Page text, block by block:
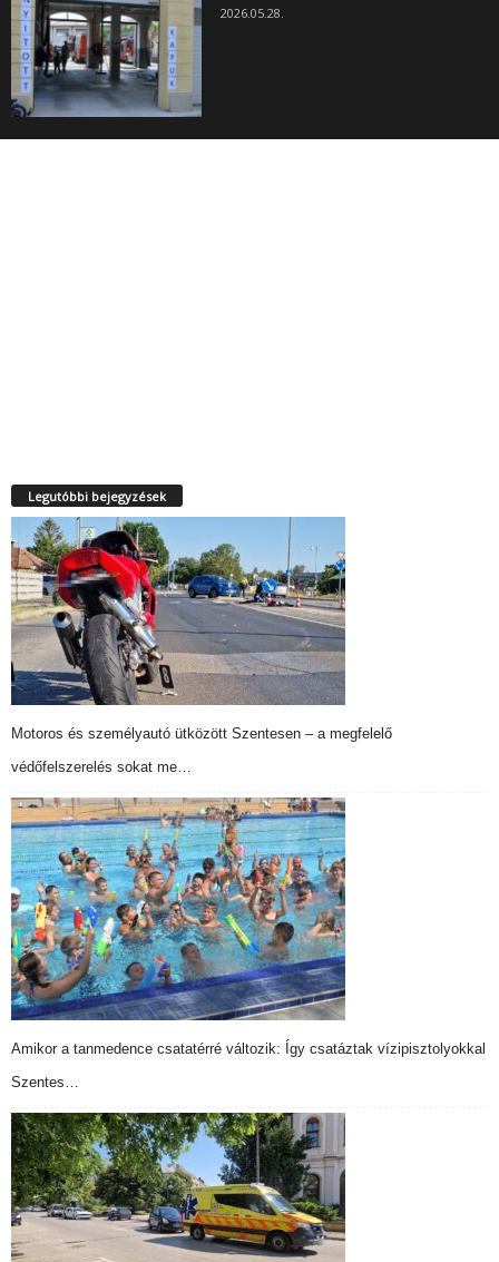
2026.05.28.
Legutóbbi bejegyzések
Motoros és személyautó ütközött Szentesen – a megfelelő
védőfelszerelés sokat me…
Amikor a tanmedence csatatérré változik: Így csatáztak vízipisztolyokkal
Szentes…